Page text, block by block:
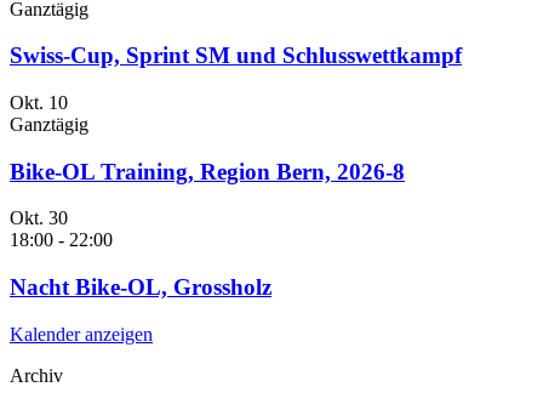
Ganztägig
Swiss-Cup, Sprint SM und Schlusswettkampf
Okt. 10
Ganztägig
Bike-OL Training, Region Bern, 2026-8
Okt. 30
18:00 - 22:00
Nacht Bike-OL, Grossholz
Kalender anzeigen
Archiv